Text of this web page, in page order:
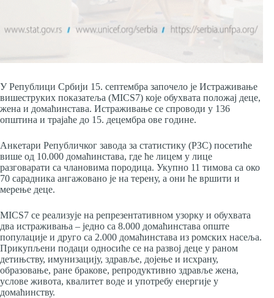
У Републици Србији 15. септембра започело је Истраживање
вишеструких показатеља (MICS7) које обухвата положај деце,
жена и домаћинстава. Истраживање се спроводи у 136
општина и трајаће до 15. децембра ове године.
Анкетари Републичког завода за статистику (РЗС) посетиће
више од 10.000 домаћинстава, где ће лицем у лице
разговарати са члановима породица. Укупно 11 тимова са око
70 сарадника ангажовано је на терену, а они ће вршити и
мерење деце.
MICS7 се реализује на репрезентативном узорку и обухвата
два истраживања – једно са 8.000 домаћинстава опште
популације и друго са 2.000 домаћинстава из ромских насеља.
Прикупљени подаци односиће се на развој деце у раном
детињству, имунизацију, здравље, дојење и исхрану,
образовање, ране бракове, репродуктивно здравље жена,
услове живота, квалитет воде и употребу енергије у
домаћинству.